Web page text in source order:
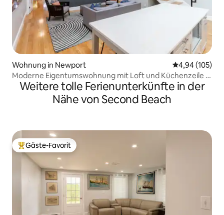
Wohnung in Newport
4,94 (105)
Moderne Eigentumswohnung mit Loft und Küchenzeile in
der Thames St
Weitere tolle Ferienunterkünfte in der
Nähe von Second Beach
Beliebter Gäste-Favorit.
Gäste-Favorit